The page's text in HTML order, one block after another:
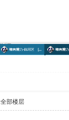
部楼层